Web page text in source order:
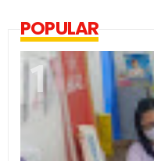
POPULAR